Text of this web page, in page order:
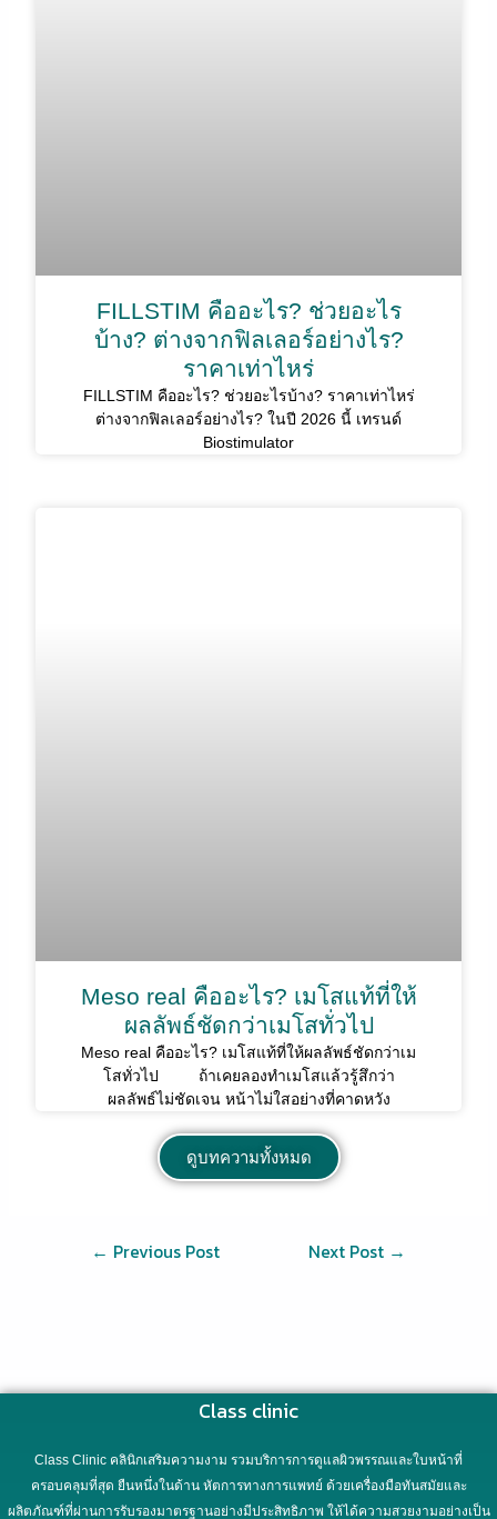
FILLSTIM คืออะไร? ช่วยอะไร
บ้าง? ต่างจากฟิลเลอร์อย่างไร?
ราคาเท่าไหร่
FILLSTIM คืออะไร? ช่วยอะไรบ้าง? ราคาเท่าไหร่
ต่างจากฟิลเลอร์อย่างไร? ในปี 2026 นี้ เทรนด์
Biostimulator
Meso real คืออะไร? เมโสแท้ที่ให้
ผลลัพธ์ชัดกว่าเมโสทั่วไป
Meso real คืออะไร? เมโสแท้ที่ให้ผลลัพธ์ชัดกว่าเม
โสทั่วไป ถ้าเคยลองทำเมโสแล้วรู้สึกว่า
ผลลัพธ์ไม่ชัดเจน หน้าไม่ใสอย่างที่คาดหวัง
ดูบทความทั้งหมด
← Previous Post Next Post →
Class clinic
Class Clinic คลินิกเสริมความงาม รวมบริการการดูแลผิวพรรณและใบหน้าที่
ครอบคลุมที่สุด ยืนหนึ่งในด้าน หัตการทางการแพทย์ ด้วยเครื่องมือทันสมัยและ
ผลิตภัณฑ์ที่ผ่านการรับรองมาตรฐานอย่างมีประสิทธิภาพ ให้ได้ความสวยงามอย่างเป็น